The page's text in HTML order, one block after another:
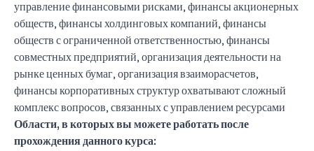
управление финансовыми рисками, финансы акционерных
обществ, финансы холдинговых компаний, финансы
обществ с ограниченной ответственностью, финансы
совместных предприятий, организация деятельности на
рынке ценных бумаг, организация взаиморасчетов,
финансы корпоративных структур охватывают сложный
комплекс вопросов, связанных с управлением ресурсами
Области, в которых вы можете работать после
прохождения данного курса: